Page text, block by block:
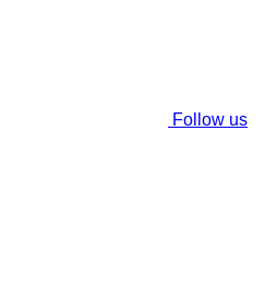
Follow us